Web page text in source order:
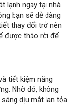
lạnh ngay tại nhà
bạn sẽ dễ dàng
thay đổi trở nên
được tháo rời để
tiết kiệm năng
Nhờ đó, không
dịu mắt lan tỏa